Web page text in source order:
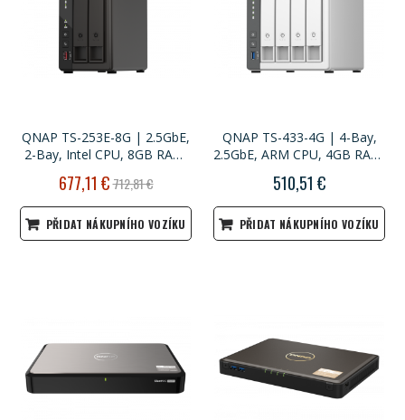
QNAP TS-253E-8G | 2.5GbE,
2-Bay, Intel CPU, 8GB RAM,
NAS
Akční
cena
677,11 €712,81 €
PŘIDAT NÁKUPNÍHO VOZÍKU
QNAP TS-433-4G | 4-Bay,
2.5GbE, ARM CPU, 4GB RAM,
510,51 €
PŘIDAT NÁKUPNÍHO VOZÍKU